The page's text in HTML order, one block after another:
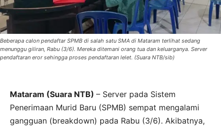
Beberapa calon pendaftar SPMB di salah satu SMA di Mataram terlihat sedang
menunggu giliran, Rabu (3/6). Mereka ditemani orang tua dan keluarganya. Server
pendaftaran eror sehingga proses pendaftaran lelet. (Suara NTB/sib)
Mataram (Suara NTB) – Server pada Sistem
Penerimaan Murid Baru (SPMB) sempat mengalami
gangguan (breakdown) pada Rabu (3/6). Akibatnya,